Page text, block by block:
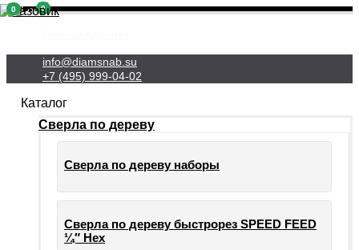
info@diamsnab.su
+7 (495) 999-04-02
0
Каталог
Сверла по дереву
Сверла по дереву наборы
Сверла по дереву быстрорез SPEED FEED
¼″ Hex
0